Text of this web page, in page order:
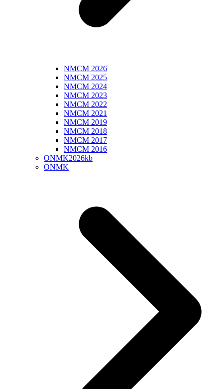
NMCM 2026
NMCM 2025
NMCM 2024
NMCM 2023
NMCM 2022
NMCM 2021
NMCM 2019
NMCM 2018
NMCM 2017
NMCM 2016
ONMK2026kb
ONMK